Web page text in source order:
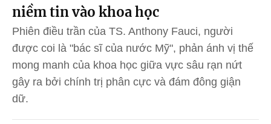
niềm tin vào khoa học
Phiên điều trần của TS. Anthony Fauci, người
được coi là "bác sĩ của nước Mỹ", phản ánh vị thế
mong manh của khoa học giữa vực sâu rạn nứt
gây ra bởi chính trị phân cực và đám đông giận
dữ.